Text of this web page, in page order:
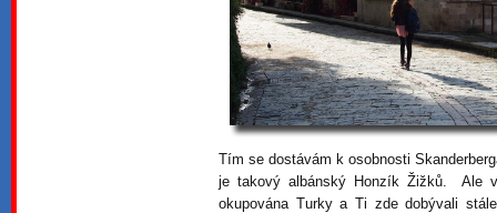
Tím se dostávám k osobnosti
je takový albánský Honzík Žižků. Ale
okupována Turky a Ti zde dobývali